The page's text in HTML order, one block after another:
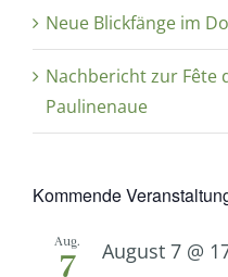
Neue Blickfänge im
Nachbericht zur Fête
Paulinenaue
Kommende
Aug.
7 August 7 @